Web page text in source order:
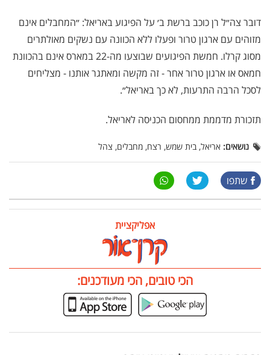
דובר צה״ל רן כוכב ברשת ב׳ על הפיגוע באריאל: ״המחבלים אינם
מזוהים עם ארגון טרור ופעלו ללא הכוונה עם נשקים מאולתרים
מסוג קרלו. חמשת הפיגועים שבוצעו מה-22 במארס אינם בהכוונת
חמאס או ארגון טרור אחר - זה מקשה ומאתגר אותנו - מצליחים
לסכל הרבה התרעות, לא כך באריאל״.
תזכורת מדממת ממחסום הכניסה לאריאל.
נושאים: אריאל, בית שמש, רצח, מחבלים, צהל
שתפו
אפליקציית
הכי טובים, הכי מעודכנים: